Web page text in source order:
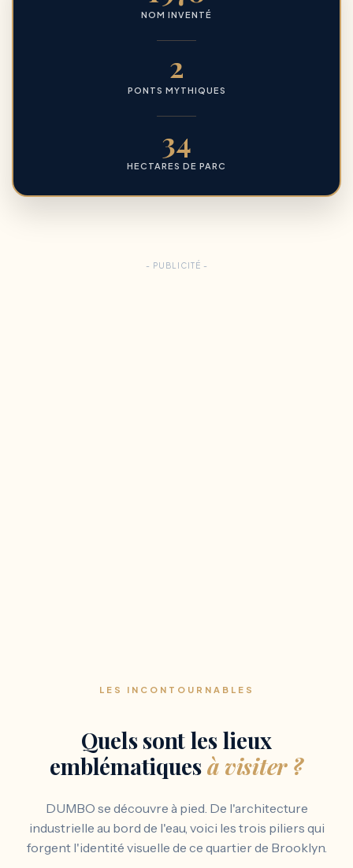
NOM INVENTÉ
2
PONTS MYTHIQUES
34
HECTARES DE PARC
- PUBLICITÉ -
LES INCONTOURNABLES
Quels sont les lieux
emblématiquesà visiter ?
DUMBO se découvre à pied. De l'architecture
industrielle au bord de l'eau, voici les trois piliers qui
forgent l'identité visuelle de ce quartier de Brooklyn.